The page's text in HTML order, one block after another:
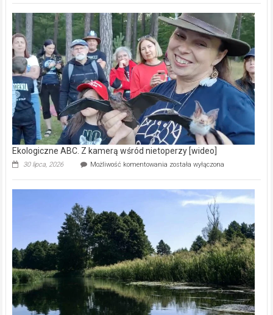
–
prawdziwy
skarb
natury
[wideo]
Ekologiczne ABC. Z kamerą wśród nietoperzy [wideo]
30 lipca, 2026 Możliwość komentowania Ekologiczne
kamerą
wśród
została wyłączona